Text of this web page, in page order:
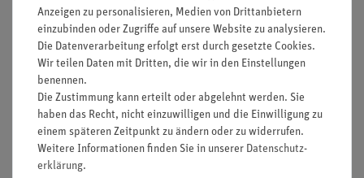
Zubehör
Empfohlenes Zubehör zur Erhöhung der Standfestigkeit:
Haftfuß für Bunsen- und Teclubrenner ( 32160-00).
Anzeigen zu personalisieren, Medien von Drittanbietern
einzubinden oder Zugriffe auf unsere Website zu analysieren.
Die Datenverarbeitung erfolgt erst durch gesetzte Cookies.
Wir teilen Daten mit Dritten, die wir in den Einstellungen
benennen.
Die Zustimmung kann erteilt oder abgelehnt werden. Sie
haben das Recht, nicht einzuwilligen und die Einwilligung zu
einem späteren Zeitpunkt zu ändern oder zu widerrufen.
Weitere Informationen finden Sie in unserer Daten­schutz­
erklärung.